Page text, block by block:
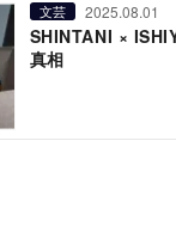
文芸 2025.08.01
SHINTANI ×
真相